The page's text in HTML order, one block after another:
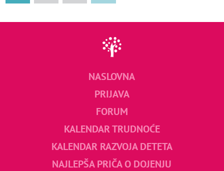
NASLOVNA
PRIJAVA
FORUM
KALENDAR TRUDNOĆE
KALENDAR RAZVOJA DETETA
NAJLEPŠA PRIČA O DOJENJU